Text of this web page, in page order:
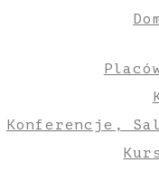
Konferencje,